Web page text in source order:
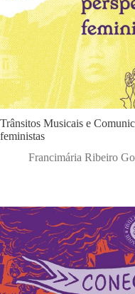
Trânsitos Musicais e
feministas
Francimária Ribeiro